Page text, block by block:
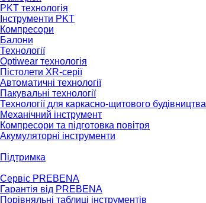
PKT технологія
Інструменти PKT
Компресори
Балони
Технології
Optiwear технологія
Пістолети XR-серії
Автоматичні технології
Пакувальні технології
Технології для каркасно-щитового будівництва
Механічний інструмент
Компресори та підготовка повітря
Акумуляторні інструменти
Підтримка
Сервіс PREBENA
Гарантія від PREBENA
Порівняльні таблиці інструментів